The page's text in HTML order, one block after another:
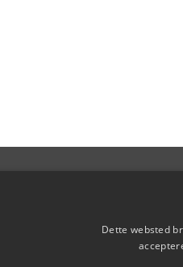
Dette websted